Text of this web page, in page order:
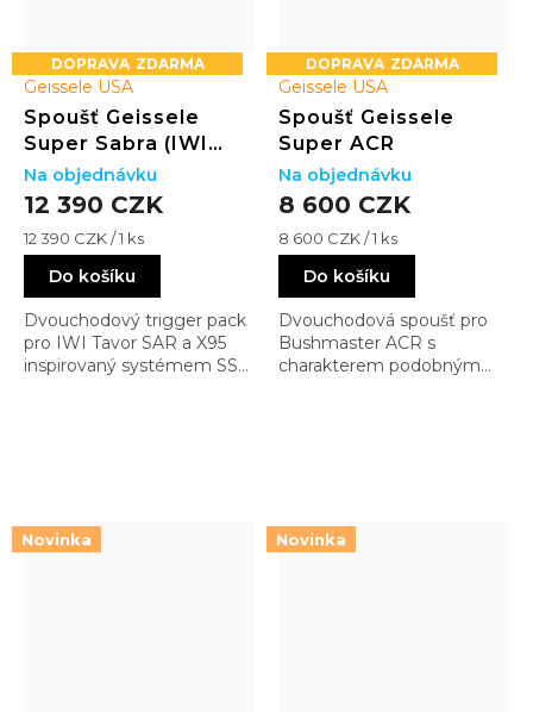
ZDARMA
Geissele USA
Spoušť Geissele
Super Sabra (IWI
Tavor SAR & X95
Rifles)
12 390 CZK
Měrná
cena:
12 390 CZK / 1 ks
Do košíku
Dvouchodový trigger pack
pro IWI Tavor SAR a X95
inspirovaný systémem SSA.
Na objednávku
ZDARMA
Geissele USA
Spoušť Geissele
Super ACR
8 600 CZK
Měrná
cena:
8 600 CZK / 1 ks
Do košíku
Dvouchodová spoušť pro
Bushmaster ACR s
charakterem podobným
Na objednávku
Novinka Novinka